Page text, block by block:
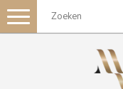
Toggle
navigation